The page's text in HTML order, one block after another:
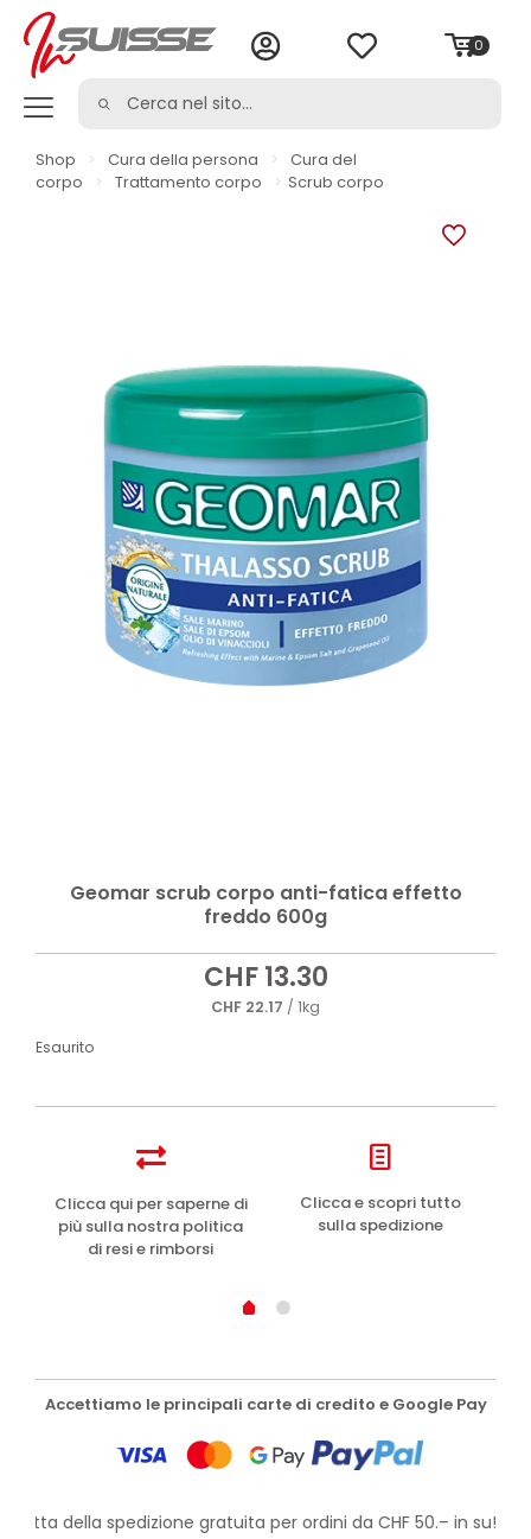
0
Shop > Cura della persona >
Cura del
corpo
> Trattamento corpo > Scrub corpo
Geomar scrub corpo anti-fatica effetto
freddo 600g
CHF13.30
CHF 22.17 / 1kg
Esaurito
Clicca qui per saperne di
più sulla nostra politica
di resi e rimborsi
Clicca e scopri tutto
sulla spedizione
Accettiamo le principali carte di credito e Google Pay
della spedizione gratuita per ordini da CHF 50.– in su!